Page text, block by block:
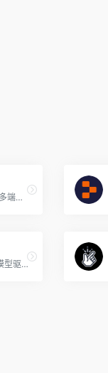
Deco 是京东推出的智能将设计稿一键生成多端代码（支持生成 Taro、React、Vue、HTML等）的工具， Deco 是 Design 和 Code 的两个词的合并，代表 Design To Code，即从设计稿生成代码。
Fitten Code是一个由非十科技自研代码大模型驱动的AI代码助手，支持包括 Python、JavaScript、TypeScript、Java、C、C++ 等在内的80多种编程语言。该AI编程助手可以自动进行代码补全，并可以生成代码、生成注释、编辑代码、解释代码、生成测试、查找Bug等，减轻了开发者的工作负担，还提升了代码的质量和开发效率。